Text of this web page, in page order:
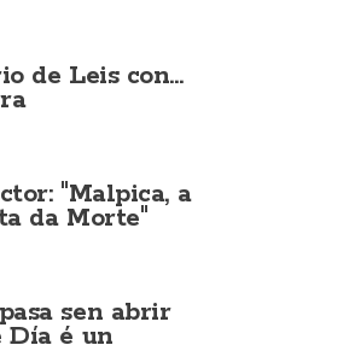
de Leis con...
"Malpica, a
da Morte"
sen abrir
Día é un